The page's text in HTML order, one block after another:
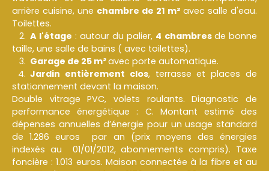
arrière cuisine, une chambre de 21 m² avec salle d'eau.
Toilettes.
A l'étage : autour du palier, 4 chambres de bonne
taille, une salle de bains ( avec toilettes).
Garage de 25 m²avec porte automatique.
Jardin entièrement clos, terrasse et places de
stationnement devant la maison.
Double vitrage PVC, volets roulants. Diagnostic de
performance énergétique : C. Montant estimé des
dépenses annuelles d’énergie pour un usage standard
de 1.286 euros par an (prix moyens des énergies
indexés au 01/01/2012, abonnements compris). Taxe
foncière : 1.013 euros. Maison connectée à la fibre et au